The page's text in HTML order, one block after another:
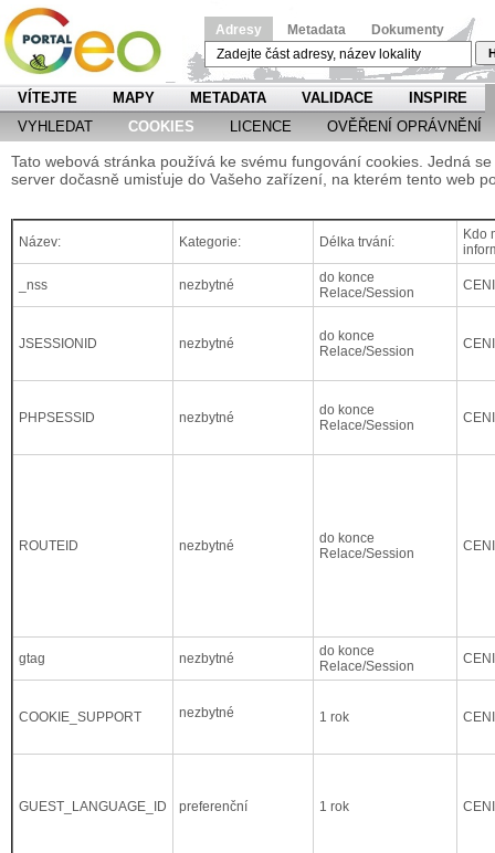
Adresy Metadata Dokumenty
VÍTEJTE MAPY METADATA VALIDACE
INSPIRE
VYHLEDAT
COOKIES LICENCE OVĚŘENÍ OPRÁVNĚNÍ
Tato webová stránka používá ke svému fungování cookies. Jedná
server dočasně umisťuje do Vašeho zařízení, na kterém tento web
Název: Kategorie: Délka trvání:
Kdo
_nss nezbytné
do konce
Relace/Session
JSESSIONID nezbytné
do konce
Relace/Session
PHPSESSID nezbytné
do konce
Relace/Session
ROUTEID nezbytné
do konce
Relace/Session
gtag nezbytné
do konce
Relace/Session
COOKIE_SUPPORT nezbytné 1 rok
GUEST_LANGUAGE_ID preferenční 1 rok